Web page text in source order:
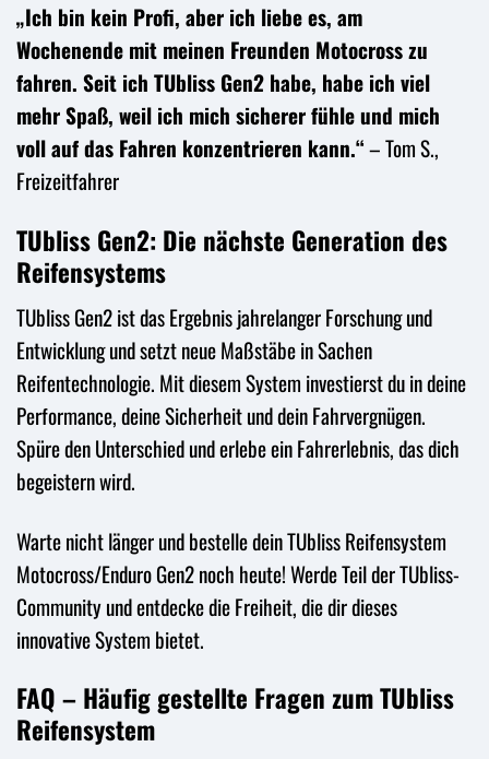
„Ich bin kein Profi, aber ich liebe es, am
Wochenende mit meinen Freunden Motocross zu
fahren. Seit ich TUbliss Gen2 habe, habe ich viel
mehr Spaß, weil ich mich sicherer fühle und mich
voll auf das Fahren konzentrieren kann.“– Tom S.,
Freizeitfahrer
TUbliss Gen2: Die nächste Generation des
Reifensystems
TUbliss Gen2 ist das Ergebnis jahrelanger Forschung und
Entwicklung und setzt neue Maßstäbe in Sachen
Reifentechnologie. Mit diesem System investierst du in deine
Performance, deine Sicherheit und dein Fahrvergnügen.
Spüre den Unterschied und erlebe ein Fahrerlebnis, das dich
begeistern wird.
Warte nicht länger und bestelle dein TUbliss Reifensystem
Motocross/Enduro Gen2 noch heute! Werde Teil der TUbliss-
Community und entdecke die Freiheit, die dir dieses
innovative System bietet.
FAQ – Häufig gestellte Fragen zum TUbliss
Reifensystem